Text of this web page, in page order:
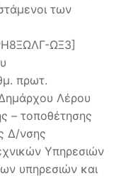
των
ΩΞ3]
πρωτ.
Λέρου
– τοποθέτησης
Δ/νσης
Υπηρεσιών
υπηρεσιών και